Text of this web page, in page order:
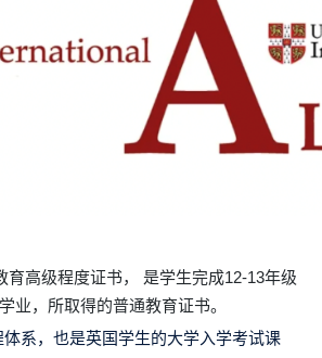
高级程度证书，
是学生完成12-13年级
业，所取得的普通教育证书。
系，也是英国学生的大学入学考试课